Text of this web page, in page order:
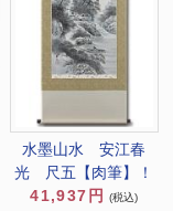
水墨山水 安江春
光 尺五【肉筆】！
41,937円 (税込)